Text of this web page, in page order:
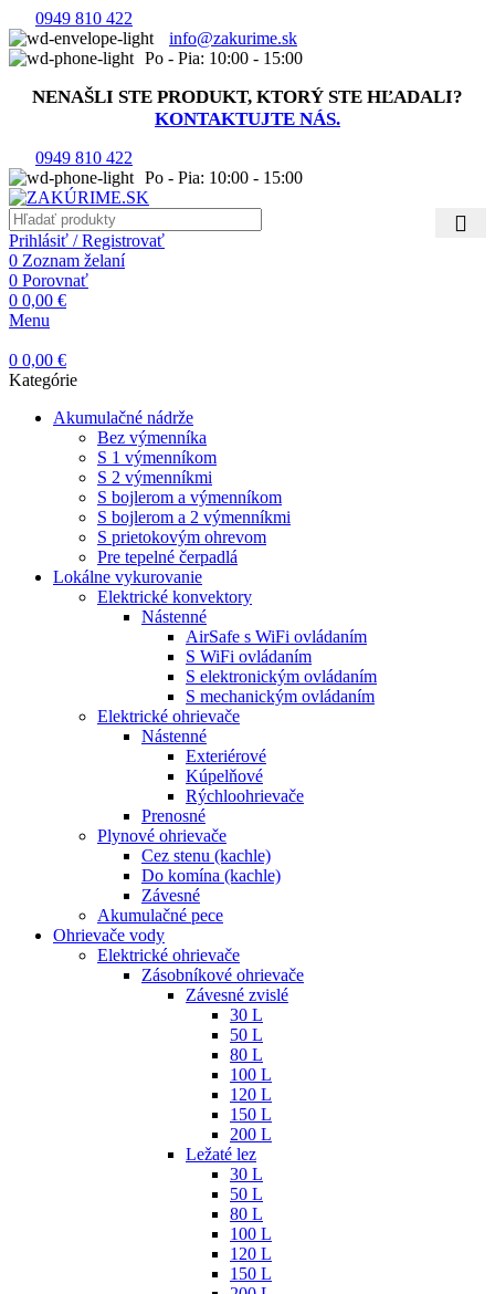
0949 810 422
info@zakurime.sk
Po - Pia: 10:00 - 15:00
NENAŠLI STE PRODUKT, KTORÝ STE HĽADALI?
KONTAKTUJTE NÁS.
0949 810 422
Po - Pia: 10:00 - 15:00
Prihlásiť / Registrovať
0 Zoznam želaní
0 Porovnať
0 0,00 €
Menu
0 0,00 €
Kategórie
Akumulačné nádrže
Bez výmenníka
S 1 výmenníkom
S 2 výmenníkmi
S bojlerom a výmenníkom
S bojlerom a 2 výmenníkmi
S prietokovým ohrevom
Pre tepelné čerpadlá
Lokálne vykurovanie
Elektrické konvektory
Nástenné
AirSafe s WiFi ovládaním
S WiFi ovládaním
S elektronickým ovládaním
S mechanickým ovládaním
Elektrické ohrievače
Nástenné
Exteriérové
Kúpelňové
Rýchloohrievače
Prenosné
Plynové ohrievače
Cez stenu (kachle)
Do komína (kachle)
Závesné
Akumulačné pece
Ohrievače vody
Elektrické ohrievače
Zásobníkové ohrievače
Závesné zvislé
30 L
50 L
80 L
100 L
120 L
150 L
200 L
Ležaté lez
30 L
50 L
80 L
100 L
120 L
150 L